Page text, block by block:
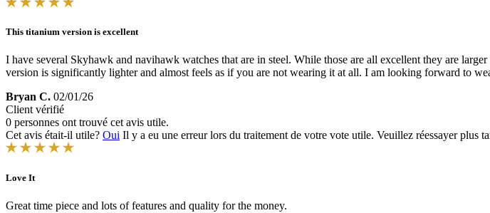
This titanium version is excellent
I have several Skyhawk and navihawk watches that are in steel. While those are all excellent they are
version is significantly lighter and almost feels as if you are not wearing it at all. I am looking forward to
Bryan C. 02/01/26
Client vérifié
0 personnes ont trouvé cet avis utile.
Cet avis était-il utile? Oui Il y a eu une erreur lors du traitement de votre vote utile. Veuillez réessayer plus
Love It
Great time piece and lots of features and quality for the money.